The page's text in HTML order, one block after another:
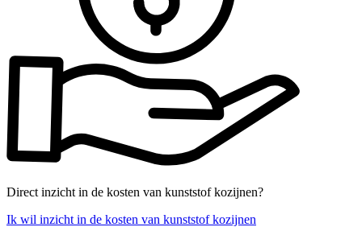
Direct inzicht in de kosten van kunststof kozijnen?
Ik wil inzicht in de kosten van kunststof kozijnen